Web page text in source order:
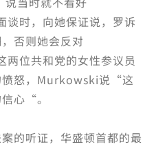
时，向她保证说，罗诉
否则她会反对
位共和党的女性参议员
愤怒，Murkowski说“这
心“。
的听证，华盛顿首都的最